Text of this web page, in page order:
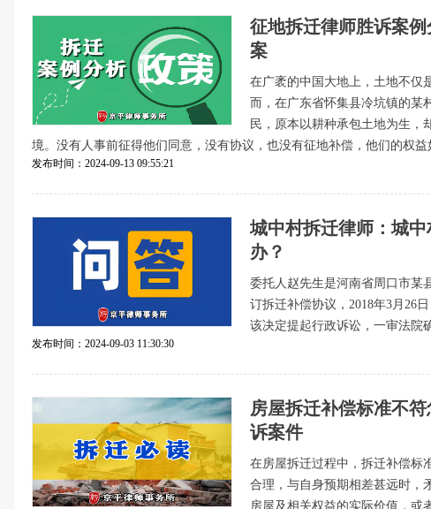
征地拆迁律师胜诉案
案
在广袤的中国大地上，土地不仅
而，在广东省怀集县冷坑镇的某
民，原本以耕种承包土地为生，
境。没有人事前征得他们同意，没有协议，也没有征地补偿，他们的权益
发布时间：2024-09-13 09:55:21
城中村拆迁律师：城中
办？
委托人赵先生是河南省周口市某
订拆迁补偿协议，2018年3月26
该决定提起行政诉讼，一审法院
发布时间：2024-09-03 11:30:30
房屋拆迁补偿标准不
诉案件
在房屋拆迁过程中，拆迁补偿标
合理，与自身预期相差甚远时，
房屋及相关权益的实际价值，或